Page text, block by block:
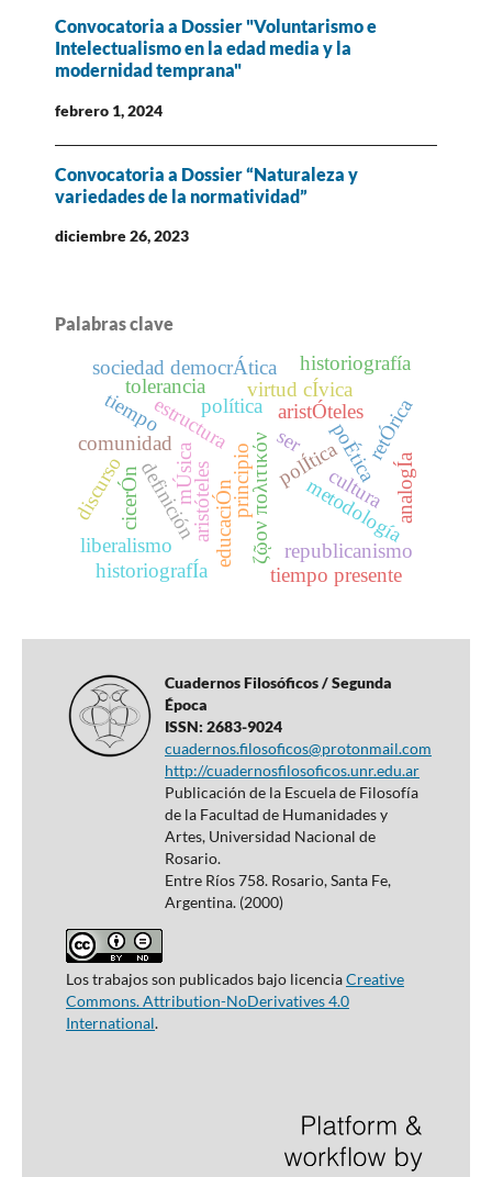
Convocatoria a Dossier "Voluntarismo e
Intelectualismo en la edad media y la
modernidad temprana"
febrero 1, 2024
Convocatoria a Dossier “Naturaleza y
variedades de la normatividad”
diciembre 26, 2023
Palabras clave
polÍticapoÉtica
educaciÓn
mÚsica
aristÓteles
aristóteles
política
principio
definición
estructura
metodología
ζῷον πολιτικόν
comunidad
republicanismo
virtud cÍvica
cicerÓn
liberalismo
sociedad democrÁtica
tolerancia
discurso
tiempo
tiempo presente
historiografía
historiografÍa
retÓrica
cultura analogÍa
ser
Cuadernos Filosóficos / Segunda
Época
ISSN: 2683-9024
cuadernos.filosoficos@protonmail.com
http://cuadernosfilosoficos.unr.edu.ar
Publicación de la Escuela de Filosofía
de la Facultad de Humanidades y
Artes, Universidad Nacional de
Rosario.
Entre Ríos 758. Rosario, Santa Fe,
Argentina. (2000)
Los trabajos son publicados bajo licenciaCreative
Commons. Attribution-NoDerivatives 4.0
International.